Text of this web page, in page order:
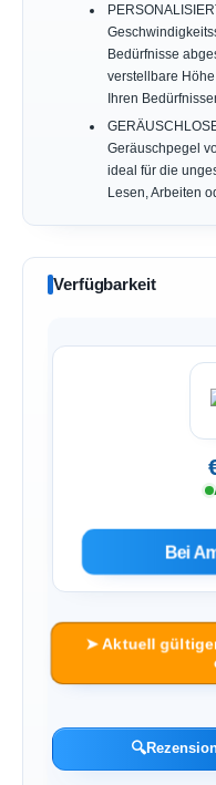
Bedürfnisse
verstellbare
Ihren
Geräuschpegel
ideal für die
Lesen, Arbeiten
Verfügbarkeit
Bei
➤ Aktuell
🔍